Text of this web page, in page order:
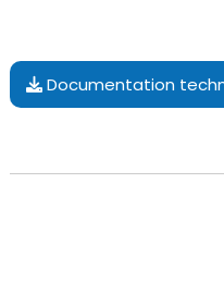
Documentation